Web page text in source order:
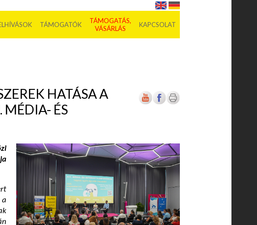
TÁMOGATÓK
TÁMOGATÁS,
VÁSÁRLÁS
KAPCSOLAT
HATÁSA A
MÉDIA- ÉS